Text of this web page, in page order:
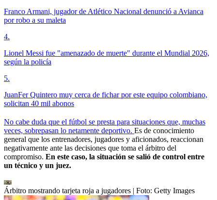
Franco Armani, jugador de Atlético Nacional denunció a Avianca
por robo a su maleta
4.
Lionel Messi fue "amenazado de muerte" durante el Mundial 2026,
según la policía
5.
JuanFer Quintero muy cerca de fichar por este equipo colombiano,
solicitan 40 mil abonos
No cabe duda que el fútbol se presta para situaciones que, muchas
veces, sobrepasan lo netamente deportivo. Es de conocimiento
general que los entrenadores, jugadores y aficionados, reaccionan
negativamente ante las decisiones que toma el árbitro del
compromiso. En este caso, la situación se salió de control entre
un técnico y un juez.
Árbitro mostrando tarjeta roja a jugadores | Foto: Getty Images